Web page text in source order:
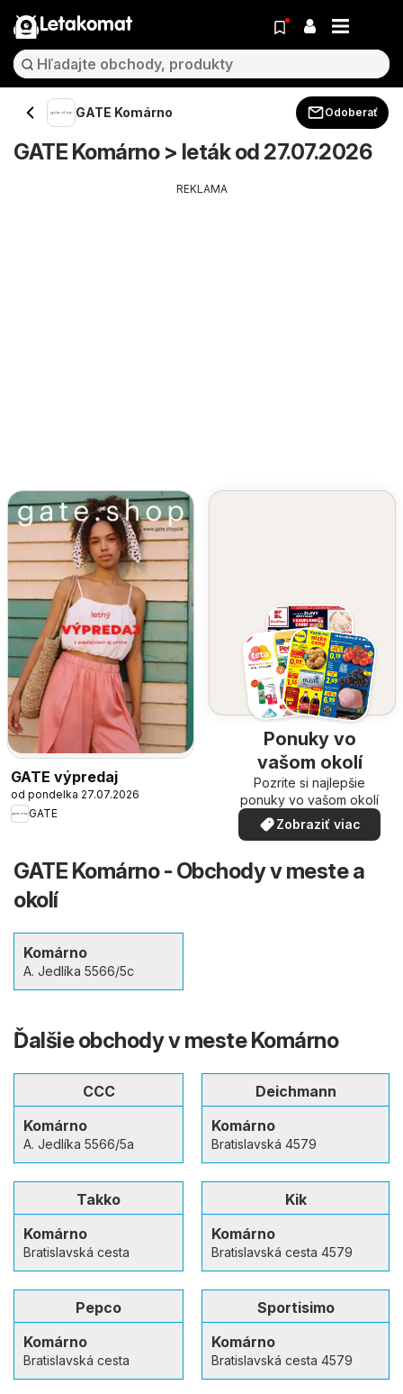
Letakomat
GATE Komárno Odoberať
GATE Komárno > leták od 27.07.2026
REKLAMA
GATE výpredaj
od pondelka 27.07.2026
GATE
Ponuky vo
vašom okolí
Pozrite si najlepšie
ponuky vo vašom okolí
Zobraziť viac
GATE Komárno - Obchody v meste a
okolí
Komárno
A. Jedlíka 5566/5c
Ďalšie obchody v meste Komárno
CCC
Komárno
A. Jedlíka 5566/5a
Deichmann
Komárno
Bratislavská 4579
Takko
Komárno
Bratislavská cesta
Kik
Komárno
Bratislavská cesta 4579
Pepco
Komárno
Bratislavská cesta
Sportisimo
Komárno
Bratislavská cesta 4579